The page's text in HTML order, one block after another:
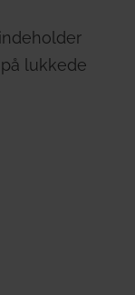
lukkede